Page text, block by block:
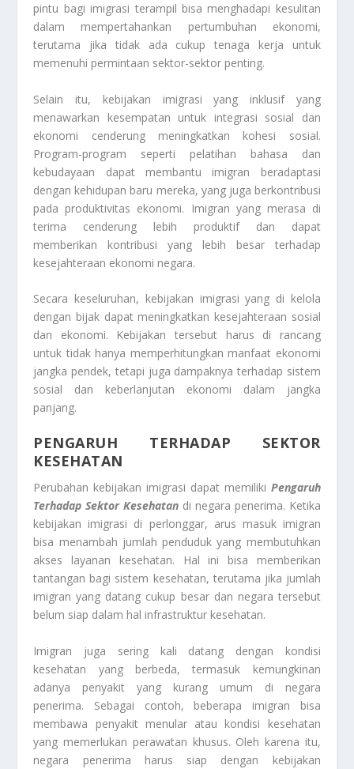
pintu bagi imigrasi terampil bisa menghadapi kesulitan
dalam mempertahankan pertumbuhan ekonomi,
terutama jika tidak ada cukup tenaga kerja untuk
memenuhi permintaan sektor-sektor penting.
Selain itu, kebijakan imigrasi yang inklusif yang
menawarkan kesempatan untuk integrasi sosial dan
ekonomi cenderung meningkatkan kohesi sosial.
Program-program seperti pelatihan bahasa dan
kebudayaan dapat membantu imigran beradaptasi
dengan kehidupan baru mereka, yang juga berkontribusi
pada produktivitas ekonomi. Imigran yang merasa di
terima cenderung lebih produktif dan dapat
memberikan kontribusi yang lebih besar terhadap
kesejahteraan ekonomi negara.
Secara keseluruhan, kebijakan imigrasi yang di kelola
dengan bijak dapat meningkatkan kesejahteraan sosial
dan ekonomi. Kebijakan tersebut harus di rancang
untuk tidak hanya memperhitungkan manfaat ekonomi
jangka pendek, tetapi juga dampaknya terhadap sistem
sosial dan keberlanjutan ekonomi dalam jangka
panjang.
PENGARUH TERHADAP SEKTOR
KESEHATAN
Perubahan kebijakan imigrasi dapat memiliki Pengaruh
Terhadap Sektor Kesehatan di negara penerima. Ketika
kebijakan imigrasi di perlonggar, arus masuk imigran
bisa menambah jumlah penduduk yang membutuhkan
akses layanan kesehatan. Hal ini bisa memberikan
tantangan bagi sistem kesehatan, terutama jika jumlah
imigran yang datang cukup besar dan negara tersebut
belum siap dalam hal infrastruktur kesehatan.
Imigran juga sering kali datang dengan kondisi
kesehatan yang berbeda, termasuk kemungkinan
adanya penyakit yang kurang umum di negara
penerima. Sebagai contoh, beberapa imigran bisa
membawa penyakit menular atau kondisi kesehatan
yang memerlukan perawatan khusus. Oleh karena itu,
negara penerima harus siap dengan kebijakan